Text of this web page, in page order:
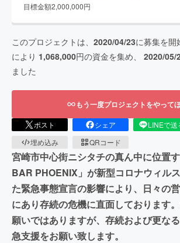
目標金額2,000,000円
このプロジェクトは、 2020/04/23に募集を開
により 1,068,000円の資金を集め、 2020/05/
ました
もう一度プロジェクトをやって
ポスト シェア LINEで送
埋め込み
QRコード
宮崎市中心街ニシタチの真ん中に位置
BAR PHOENIX」が新型コロナウィル
た緊急事態宣言の影響により、日々の
にあり存続の危機に直面しております
願いではありますが、存続および更な
急支援をお願い致します。